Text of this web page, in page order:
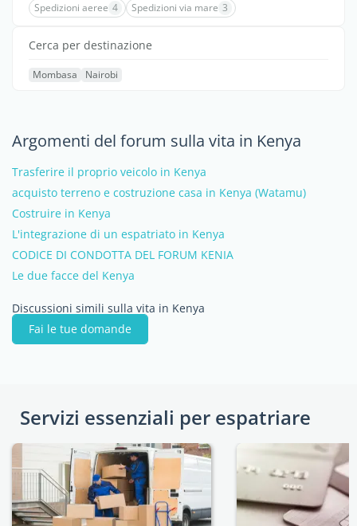
Spedizioni aeree 4 Spedizioni via mare 3
Cerca per destinazione
Mombasa Nairobi
Argomenti del forum sulla vita in Kenya
Trasferire il proprio veicolo in Kenya
acquisto terreno e costruzione casa in Kenya (Watamu)
Costruire in Kenya
L'integrazione di un espatriato in Kenya
CODICE DI CONDOTTA DEL FORUM KENIA
Le due facce del Kenya
Discussioni simili sulla vita in Kenya
Fai le tue domande
Servizi essenziali per espatriare